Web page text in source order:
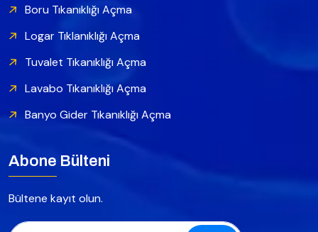
Boru Tıkanıklığı Açma
Logar Tıklanıklığı Açma
Tuvalet Tıkanıklığı Açma
Lavabo Tıkanıklığı Açma
Banyo Gider Tıkanıklığı Açma
Abone Bülteni
Bültene kayıt olun.